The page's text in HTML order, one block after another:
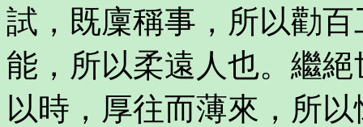
試，既廩稱事，所以勸
能，所以柔遠人也。繼
以時，厚往而薄來，所